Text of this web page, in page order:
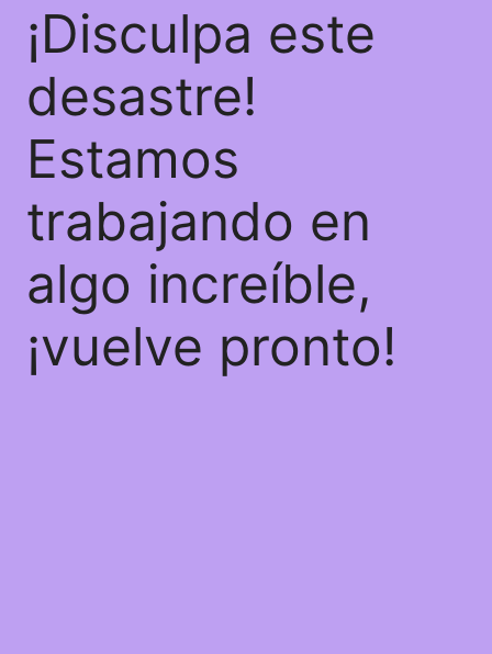
¡Disculpa este
desastre!
Estamos
trabajando en
algo increíble,
¡vuelve pronto!